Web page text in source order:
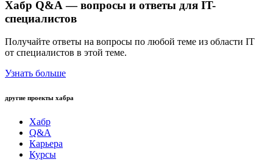
Хабр Q&A — вопросы и ответы для IT-
специалистов
Получайте ответы на вопросы по любой теме из области IT
от специалистов в этой теме.
Узнать больше
другие проекты хабра
Хабр
Q&A
Карьера
Курсы